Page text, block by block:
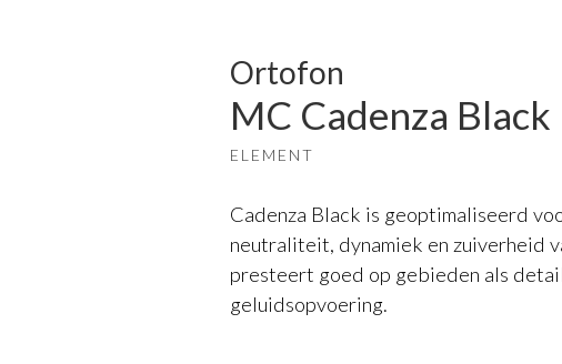
Ortofon
MC Cadenza Black
ELEMENT
Cadenza Black is geoptimaliseerd
neutraliteit, dynamiek en zuiverheid
presteert goed op gebieden als
geluidsopvoering.